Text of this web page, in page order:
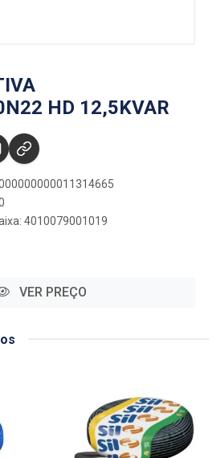
HD 12,5KVAR
4010079001019
VER PREÇO